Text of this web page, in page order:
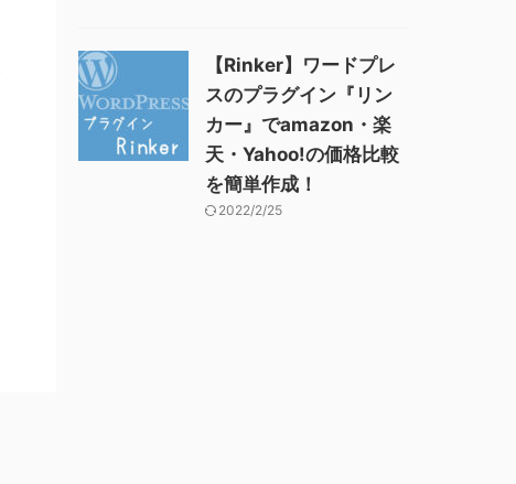
【Rinker】ワードプレ
スのプラグイン『リン
カー』でamazon・楽
天・Yahoo!の価格比較
を簡単作成！
2022/2/25